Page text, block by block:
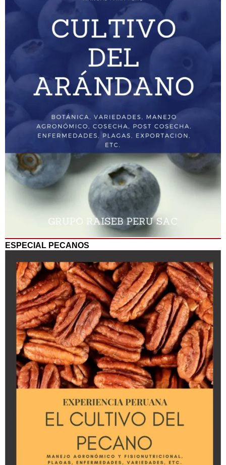
ESPECIAL PECANOS